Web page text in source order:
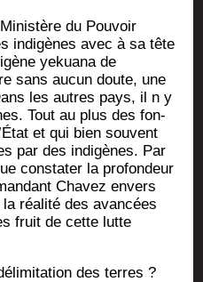
du Pou­voir
indi­gènes avec à sa tête
yekua­na de
sans aucun doute, une
les autres pays, il n y
Tout au plus des fon­
et qui bien sou­vent
par des indi­gènes. Par
consta­ter la pro­fon­deur
Cha­vez envers
réa­li­té des avan­cées
fruit de cette lutte
des terres ?